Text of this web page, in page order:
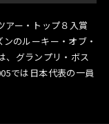
アー・トップ８入賞
のルーキー・オブ・
、グランプリ・ボス
では日本代表の一員